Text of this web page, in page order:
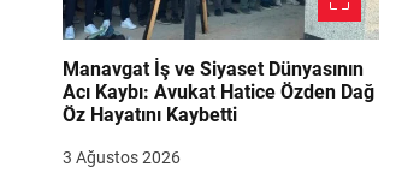
Manavgat İş ve Siyaset Dünyasının
Acı Kaybı: Avukat Hatice Özden Dağ
Öz Hayatını Kaybetti
3 Ağustos 2026